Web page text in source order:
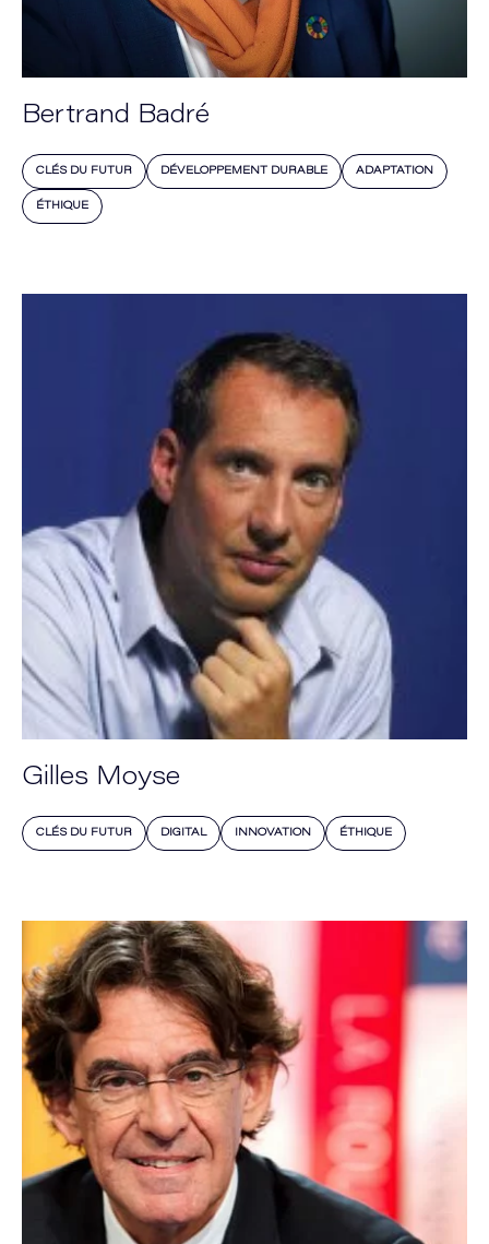
Bertrand Badré
CLÉS DU FUTUR DÉVELOPPEMENT DURABLE ADAPTATION
ÉTHIQUE
Gilles Moyse
CLÉS DU FUTUR DIGITAL INNOVATION ÉTHIQUE